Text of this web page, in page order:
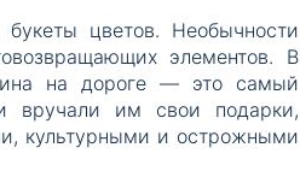
цветов. Необычности
элементов. В
на дороге — это самый
вручали им свои подарки,
культурными и острожными